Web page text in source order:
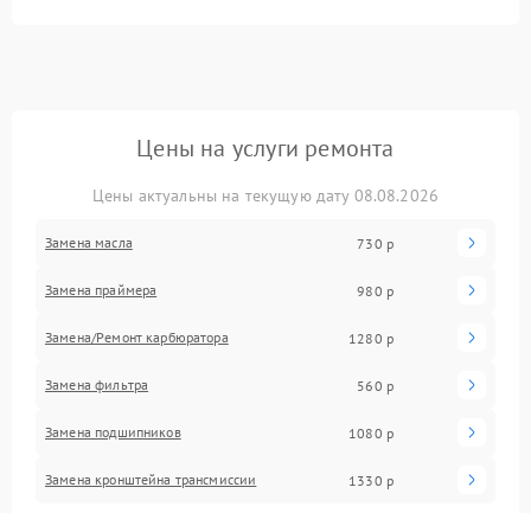
Цены на услуги ремонта
Цены актуальны на текущую дату 08.08.2026
Замена масла 730 р
Замена праймера 980 р
Замена/Pемонт карбюратора 1280 р
Замена фильтра 560 р
Замена подшипников 1080 р
Замена кронштейна трансмиссии 1330 р